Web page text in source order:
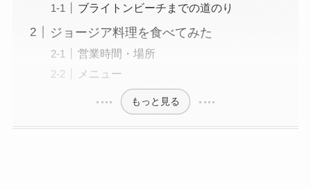
ブライトンビーチまでの道のり
ジョージア料理を食べてみた
営業時間・場所
メニュー
もっと見る